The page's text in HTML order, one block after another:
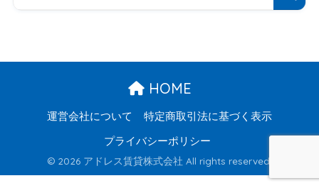
HOME
運営会社について 特定商取引法に基づく表示
プライバシーポリシー
© 2026 アドレス賃貸株式会社 All rights reserved.